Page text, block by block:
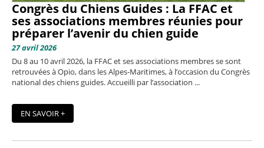
Congrès du Chiens Guides : La FFAC et
ses associations membres réunies pour
préparer l’avenir du chien guide
27 avril 2026
Du 8 au 10 avril 2026, la FFAC et ses associations membres se sont
retrouvées à Opio, dans les Alpes-Maritimes, à l’occasion du Congrès
national des chiens guides. Accueilli par l’association ...
EN SAVOIR +